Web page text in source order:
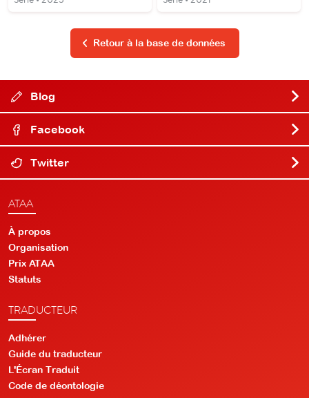
Retour à la base de données
Blog
Facebook
Twitter
ATAA
À propos
Organisation
Prix ATAA
Statuts
TRADUCTEUR
Adhérer
Guide du traducteur
L'Écran Traduit
Code de déontologie